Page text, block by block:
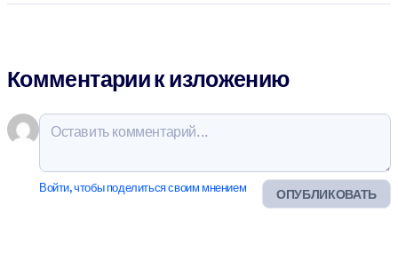
Комментарии к изложению
ОПУБЛИКОВАТЬ
Войти, чтобы поделиться своим мнением